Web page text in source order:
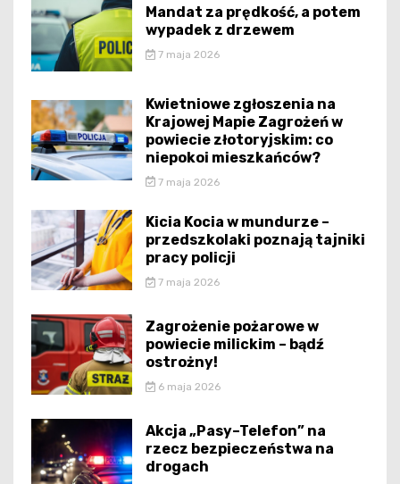
Mandat za prędkość, a potem
wypadek z drzewem
7 maja 2026
Kwietniowe zgłoszenia na
Krajowej Mapie Zagrożeń w
powiecie złotoryjskim: co
niepokoi mieszkańców?
7 maja 2026
Kicia Kocia w mundurze –
przedszkolaki poznają tajniki
pracy policji
7 maja 2026
Zagrożenie pożarowe w
powiecie milickim – bądź
ostrożny!
6 maja 2026
Akcja „Pasy–Telefon” na
rzecz bezpieczeństwa na
drogach